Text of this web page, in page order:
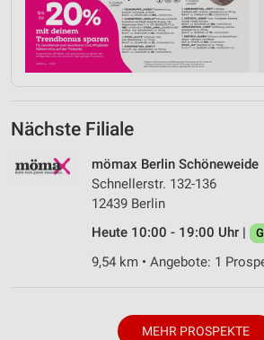
Nächste Filiale
mömax Berlin Schöneweide
Schnellerstr. 132-136
12439 Berlin
Heute 10:00 - 19:00 Uhr |
9,54 km • Angebote: 1
MEHR PROSPEKTE